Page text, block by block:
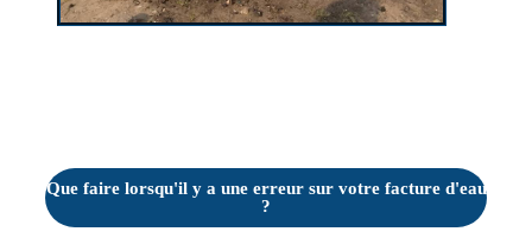
Que faire lorsqu'il y a une erreur sur votre facture d'eau
?